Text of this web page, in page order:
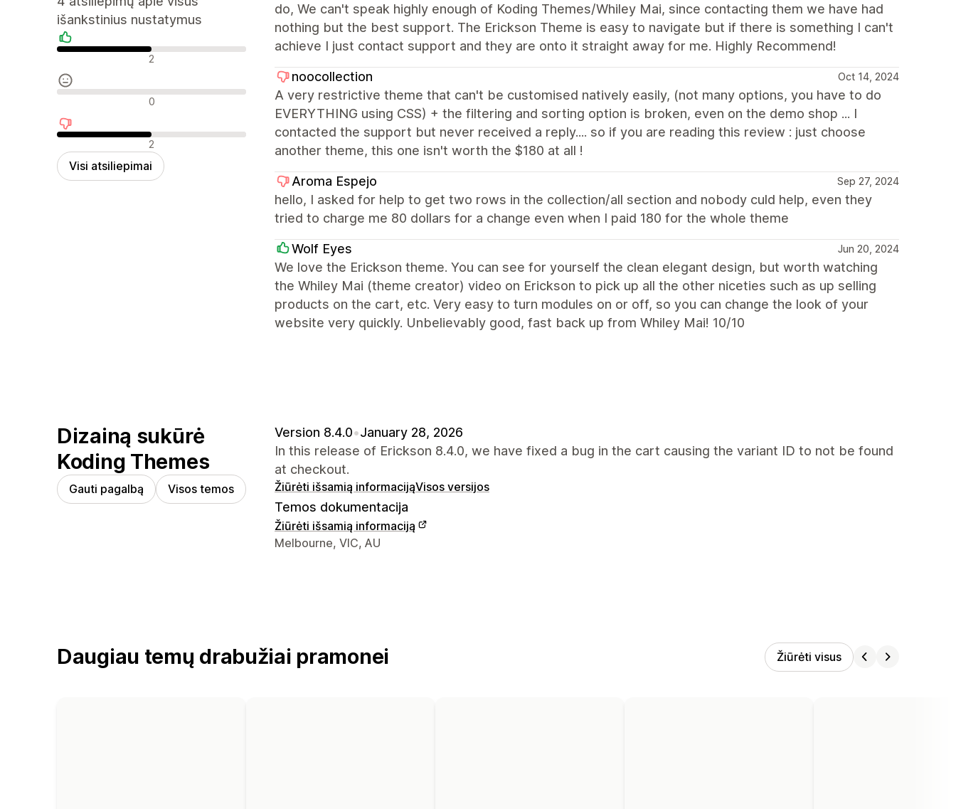
išankstinius nustatymus
Teigiami atsiliepimai
2
Neutralūs atsiliepimai
0
Neigiami atsiliepimai
2
Visi atsiliepimai
do, We can't speak highly enough of Koding Themes/Whiley Mai, since contacting them we have had
nothing but the best support. The Erickson Theme is easy to navigate but if there is something I can't
achieve I just contact support and they are onto it straight away for me. Highly Recommend!
noocollection Oct 14, 2024
A very restrictive theme that can't be customised natively easily, (not many options, you have to do
EVERYTHING using CSS) + the filtering and sorting option is broken, even on the demo shop ... I
contacted the support but never received a reply.... so if you are reading this review : just choose
another theme, this one isn't worth the $180 at all !
Aroma Espejo Sep 27, 2024
hello, I asked for help to get two rows in the collection/all section and nobody culd help, even they
tried to charge me 80 dollars for a change even when I paid 180 for the whole theme
Wolf Eyes Jun 20, 2024
We love the Erickson theme. You can see for yourself the clean elegant design, but worth watching
the Whiley Mai (theme creator) video on Erickson to pick up all the other niceties such as up selling
products on the cart, etc. Very easy to turn modules on or off, so you can change the look of your
website very quickly. Unbelievably good, fast back up from Whiley Mai! 10/10
Dizainą sukūrė
Koding Themes
Gauti pagalbą Visos temos
Version 8.4.0•January 28, 2026
In this release of Erickson 8.4.0, we have fixed a bug in the cart causing the variant ID to not be found
at checkout.
Žiūrėti išsamią informacijąVisos versijos
Temos dokumentacija
Žiūrėti išsamią informaciją
Kūrėjo kontaktiniai duomenys
Melbourne, VIC, AU
Daugiau temų drabužiai pramonei Žiūrėti visus